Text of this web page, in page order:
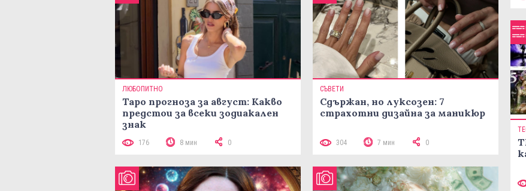
ЛЮБОПИТНО
Таро прогноза за август: Какво
предстои за всеки зодиакален
знак
176 8 мин 0
СЪВЕТИ
Сдържан, но луксозен: 7
страхотни дизайна за маникюр
304 7 мин 0